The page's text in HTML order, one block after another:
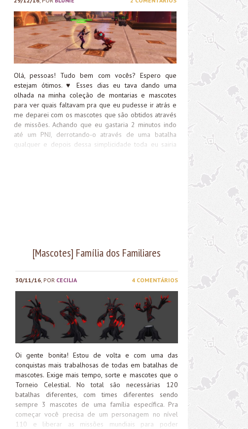
Olá, pessoas! Tudo bem com vocês? Espero que
estejam ótimos.♥
Esses dias eu tava dando uma
olhada na minha coleção de montarias e mascotes
para ver quais faltavam pra que eu pudesse ir atrás e
me deparei com os mascotes que são obtidos através
de missões. Achando que eu gastaria 2 minutos indo
até um PNJ, derrotando-o através de uma batalha
qualquer e depois dessa simplicidade toda eu sairia
[Mascotes] Família dos Familiares
30/11/16 , POR CECILIA 4 COMENTÁRIOS
Oi gente bonita! Estou de volta e com uma das
conquistas mais trabalhosas de todas em batalhas de
mascotes. Exige mais tempo, sorte e mascotes que o
Torneio Celestial. No total são necessárias 120
batalhas diferentes, com times diferentes sendo
sempre 3 mascotes de uma família específica. Pra
começar você precisa de um personagem no nível
110 e liberar as missões mundiais para poder